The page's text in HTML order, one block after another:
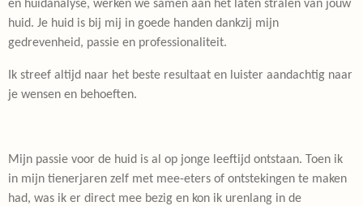
en huidanalyse, werken we samen aan het laten stralen van jouw
huid. Je huid is bij mij in goede handen dankzij mijn
gedrevenheid, passie en professionaliteit.
Ik streef altijd naar het beste resultaat en luister aandachtig naar
je wensen en behoeften.
Mijn passie voor de huid is al op jonge leeftijd ontstaan. Toen ik
in mijn tienerjaren zelf met mee-eters of ontstekingen te maken
had, was ik er direct mee bezig en kon ik urenlang in de